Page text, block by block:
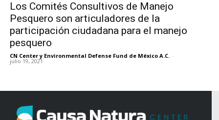
Los Comités Consultivos de Manejo
Pesquero son articuladores de la
participación ciudadana para el manejo
pesquero
CN Center y Environmental Defense Fund de México A.C. -
julio 19, 2021